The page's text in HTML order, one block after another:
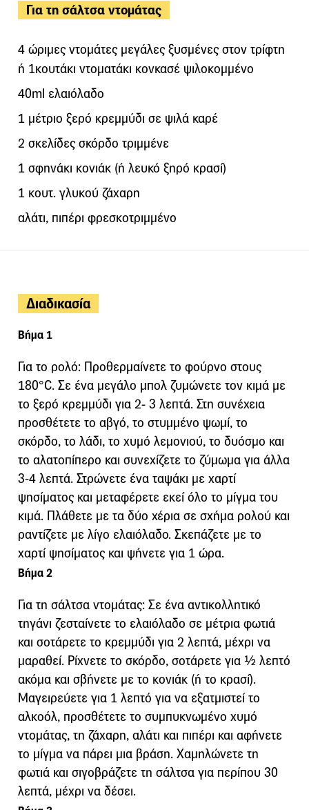
Για τη σάλτσα ντομάτας
4 ώριμες ντομάτες μεγάλες ξυσμένες στον τρίφτη
ή 1κουτάκι ντοματάκι κονκασέ ψιλοκομμένο
40ml ελαιόλαδο
1 μέτριο ξερό κρεμμύδι σε ψιλά καρέ
2 σκελίδες σκόρδο τριμμένε
1 σφηνάκι κονιάκ (ή λευκό ξηρό κρασί)
1 κουτ. γλυκού ζάχαρη
αλάτι, πιπέρι φρεσκοτριμμένο
Διαδικασία
Βήμα 1
Για το ρολό: Προθερμαίνετε το φούρνο στους
180°C. Σε ένα μεγάλο μπολ ζυμώνετε τον κιμά με
το ξερό κρεμμύδι για 2- 3 λεπτά. Στη συνέχεια
προσθέτετε το αβγό, το στυμμένο ψωμί, το
σκόρδο, το λάδι, το χυμό λεμονιού, το δυόσμο και
το αλατοπίπερο και συνεχίζετε το ζύμωμα για άλλα
3-4 λεπτά. Στρώνετε ένα ταψάκι με χαρτί
ψησίματος και μεταφέρετε εκεί όλο το μίγμα του
κιμά. Πλάθετε με τα δύο χέρια σε σχήμα ρολού και
ραντίζετε με λίγο ελαιόλαδο. Σκεπάζετε με το
χαρτί ψησίματος και ψήνετε για 1 ώρα.
Βήμα 2
Για τη σάλτσα ντομάτας: Σε ένα αντικολλητικό
τηγάνι ζεσταίνετε το ελαιόλαδο σε μέτρια φωτιά
και σοτάρετε το κρεμμύδι για 2 λεπτά, μέχρι να
μαραθεί. Ρίχνετε το σκόρδο, σοτάρετε για ½ λεπτό
ακόμα και σβήνετε με το κονιάκ (ή το κρασί).
Μαγειρεύετε για 1 λεπτό για να εξατμιστεί το
αλκοόλ, προσθέτετε το συμπυκνωμένο χυμό
ντομάτας, τη ζάχαρη, αλάτι και πιπέρι και αφήνετε
το μίγμα να πάρει μια βράση. Χαμηλώνετε τη
φωτιά και σιγοβράζετε τη σάλτσα για περίπου 30
λεπτά, μέχρι να δέσει.